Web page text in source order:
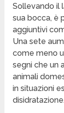
Sollevando il
sua bocca, è
aggiuntivi
Una sete
come meno
segni che un
animali
in situazioni